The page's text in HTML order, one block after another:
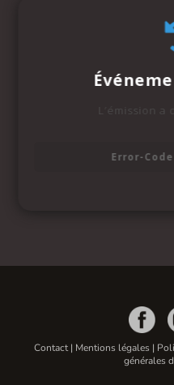
Contact| Mentions légales|
générales